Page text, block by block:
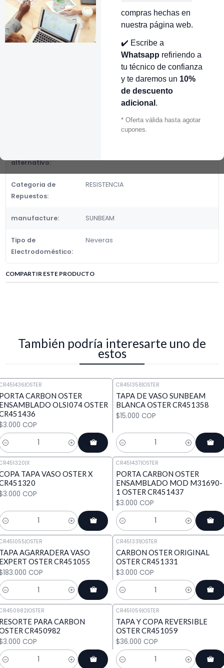
compras hechas en
nuestra página web.
✔️ Escribe a
Whatsapp refiriendo a
tu técnico de confianza
y te daremos un 10%
de descuento
adicional .
* Oferta válida hasta agotar
cupones.
Mostrar stock de ubicaciones
DESCRIPCIÓN
TAPA DE CARBON OSTER CR450993
alternativo:
Categoria de
Repuestos:
RESISTENCIA
manufacture: SUNBEAM
Tipo de
Electrodoméstico:
Neveras
COMPARTIR ESTE PRODUCTO
También podría interesarte uno de
estos
|OSTER
CARBON OSTER
OLSI074 OSTER
COP
CR451358|OSTER
TAPA DE VASO SUNBEAM
BLANCA OSTER CR451358
$15.000 COP
Cantidad
|X
TAPA VASO OSTER X
COP
CR451437|OSTER
PORTA CARBON OSTER
ENSAMBLADO MOD M31690-
1 OSTER CR451437
$3.000 COP
Cantidad
|OSTER
AGARRADERA VASO
OSTER CR451055
COP
CR451331|OSTER
CARBON OSTER ORIGINAL
OSTER CR451331
$3.000 COP
Cantidad
|OSTER
PARA CARBON
CR450982
COP
CR451059|OSTER
TAPA Y COPA REVERSIBLE
OSTER CR451059
$36.000 COP
Cantidad